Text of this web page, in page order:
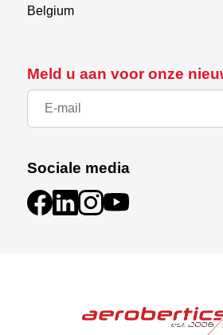
Meld u aan voor onze
Sociale media
Belgium